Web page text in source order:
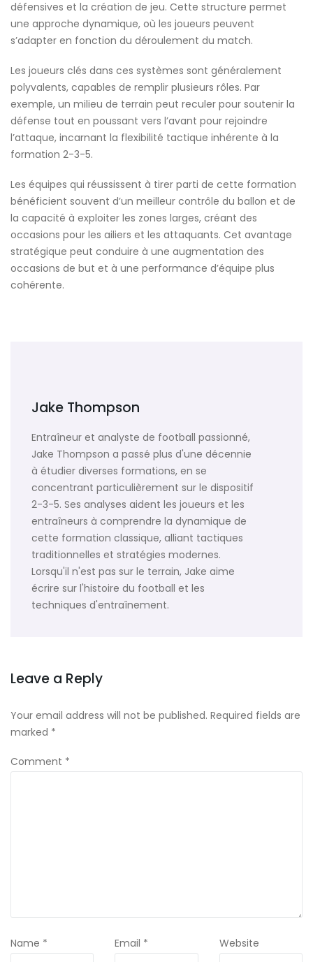
défensives et la création de jeu. Cette structure permet
une approche dynamique, où les joueurs peuvent
s’adapter en fonction du déroulement du match.
Les joueurs clés dans ces systèmes sont généralement
polyvalents, capables de remplir plusieurs rôles. Par
exemple, un milieu de terrain peut reculer pour soutenir la
défense tout en poussant vers l’avant pour rejoindre
l’attaque, incarnant la flexibilité tactique inhérente à la
formation 2-3-5.
Les équipes qui réussissent à tirer parti de cette formation
bénéficient souvent d’un meilleur contrôle du ballon et de
la capacité à exploiter les zones larges, créant des
occasions pour les ailiers et les attaquants. Cet avantage
stratégique peut conduire à une augmentation des
occasions de but et à une performance d’équipe plus
cohérente.
Jake Thompson
Entraîneur et analyste de football passionné,
Jake Thompson a passé plus d'une décennie
à étudier diverses formations, en se
concentrant particulièrement sur le dispositif
2-3-5. Ses analyses aident les joueurs et les
entraîneurs à comprendre la dynamique de
cette formation classique, alliant tactiques
traditionnelles et stratégies modernes.
Lorsqu'il n'est pas sur le terrain, Jake aime
écrire sur l'histoire du football et les
techniques d'entraînement.
Leave a Reply
Your email address will not be published. Required fields are
marked *
Comment *
Name * Email * Website